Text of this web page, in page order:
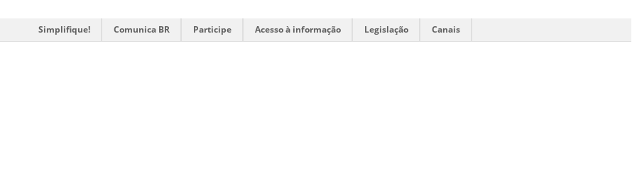
Simplifique! Comunica BR Participe Acesso à informação Legislação Canais